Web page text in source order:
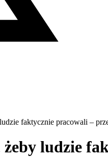
faktycznie pracowali –
ludzie